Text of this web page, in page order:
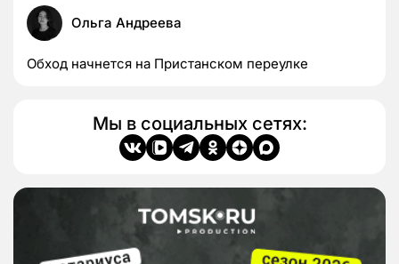
Ольга Андреева
Обход начнется на Пристанском переулке
Мы в социальных сетях: